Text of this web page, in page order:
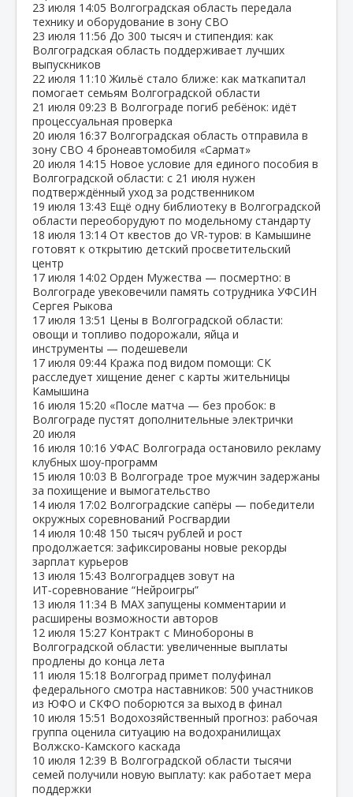
23 июля 14:05 Волгоградская область передала
технику и оборудование в зону СВО
23 июля 11:56 До 300 тысяч и стипендия: как
Волгоградская область поддерживает лучших
выпускников
22 июля 11:10 Жильё стало ближе: как маткапитал
помогает семьям Волгоградской области
21 июля 09:23 В Волгограде погиб ребёнок: идёт
процессуальная проверка
20 июля 16:37 Волгоградская область отправила в
зону СВО 4 бронеавтомобиля «Сармат»
20 июля 14:15 Новое условие для единого пособия в
Волгоградской области: с 21 июля нужен
подтверждённый уход за родственником
19 июля 13:43 Ещё одну библиотеку в Волгоградской
области переоборудуют по модельному стандарту
18 июля 13:14 От квестов до VR‑туров: в Камышине
готовят к открытию детский просветительский
центр
17 июля 14:02 Орден Мужества — посмертно: в
Волгограде увековечили память сотрудника УФСИН
Сергея Рыкова
17 июля 13:51 Цены в Волгоградской области:
овощи и топливо подорожали, яйца и
инструменты — подешевели
17 июля 09:44 Кража под видом помощи: СК
расследует хищение денег с карты жительницы
Камышина
16 июля 15:20 «После матча — без пробок: в
Волгограде пустят дополнительные электрички
20 июля
16 июля 10:16 УФАС Волгограда остановило рекламу
клубных шоу‑программ
15 июля 10:03 В Волгограде трое мужчин задержаны
за похищение и вымогательство
14 июля 17:02 Волгоградские сапёры — победители
окружных соревнований Росгвардии
14 июля 10:48 150 тысяч рублей и рост
продолжается: зафиксированы новые рекорды
зарплат курьеров
13 июля 15:43 Волгоградцев зовут на
ИТ‑соревнование “Нейроигры”
13 июля 11:34 В МАХ запущены комментарии и
расширены возможности авторов
12 июля 15:27 Контракт с Минобороны в
Волгоградской области: увеличенные выплаты
продлены до конца лета
11 июля 15:18 Волгоград примет полуфинал
федерального смотра наставников: 500 участников
из ЮФО и СКФО поборются за выход в финал
10 июля 15:51 Водохозяйственный прогноз: рабочая
группа оценила ситуацию на водохранилищах
Волжско‑Камского каскада
10 июля 12:39 В Волгоградской области тысячи
семей получили новую выплату: как работает мера
поддержки